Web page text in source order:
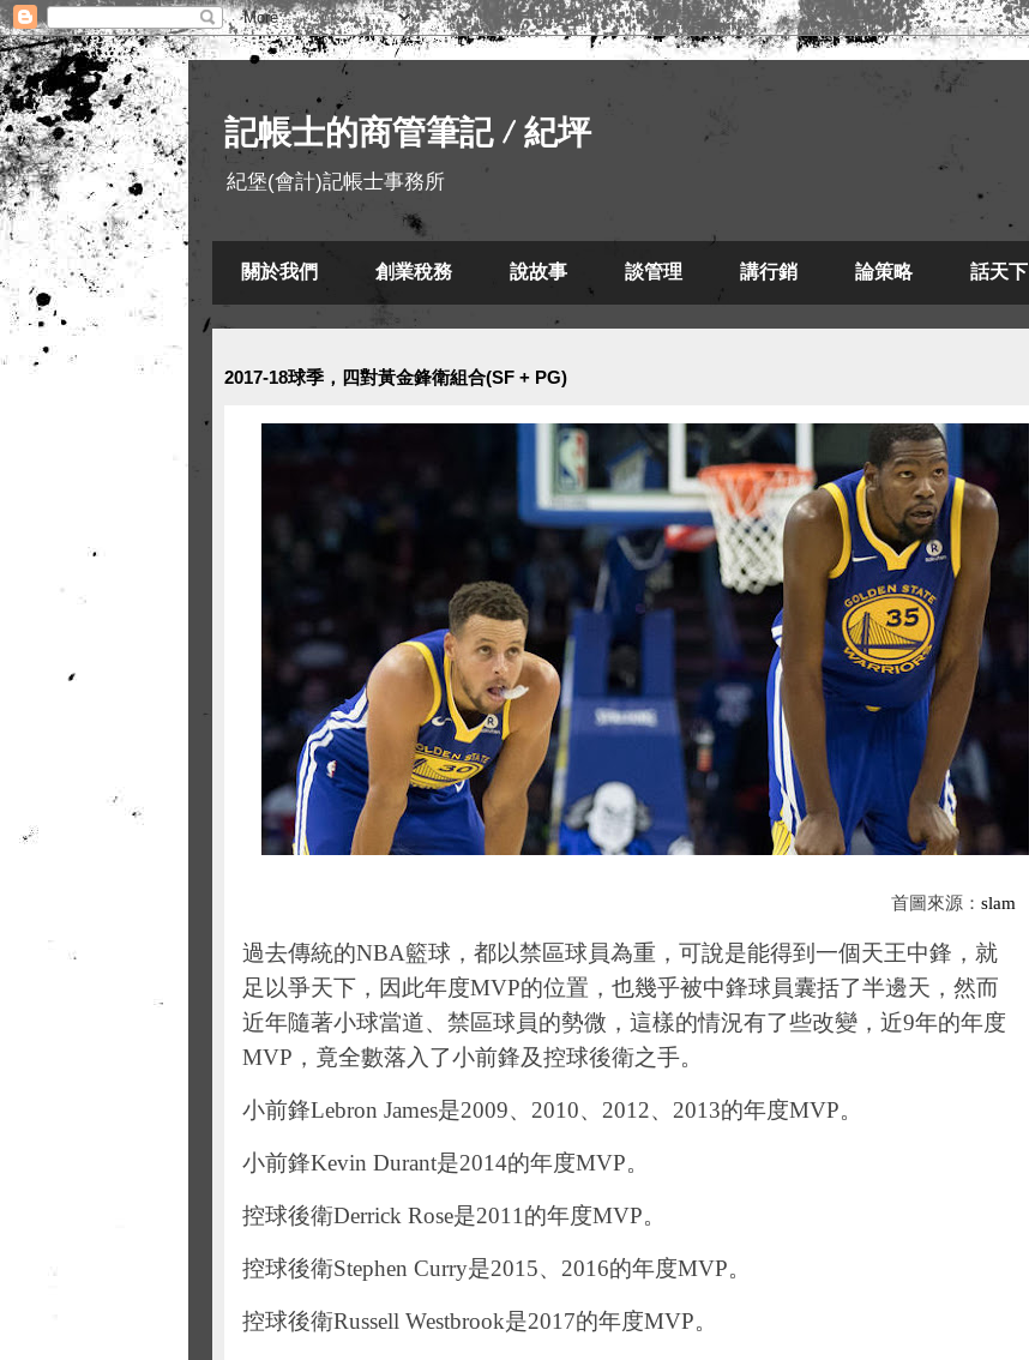
記帳士的商管筆記 / 紀坪
紀堡(會計)記帳士事務所
關於我們 創業稅務 說故事 談管理 講行銷 論策略 話天下
2017-18球季，四對黃金鋒衛組合(SF + PG)
首圖來源： slam
過去傳統的NBA籃球，都以禁區球員為重，可說是能得到一個天王中鋒，就
足以爭天下，因此年度MVP的位置，也幾乎被中鋒球員囊括了半邊天，然而
近年隨著小球當道、禁區球員的勢微，這樣的情況有了些改變，近9年的年度
MVP，竟全數落入了小前鋒及控球後衛之手。
小前鋒Lebron James是2009、2010、2012、2013的年度MVP。
小前鋒Kevin Durant是2014的年度MVP。
控球後衛Derrick Rose是2011的年度MVP。
控球後衛Stephen Curry是2015、2016的年度MVP。
控球後衛Russell Westbrook是2017的年度MVP。